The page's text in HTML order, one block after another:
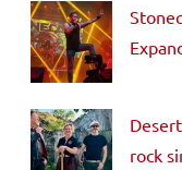
rock